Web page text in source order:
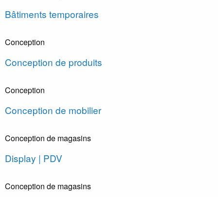
Bâtiments temporaires
Conception
Conception de produits
Conception
Conception de mobilier
Conception de magasins
Display | PDV
Conception de magasins